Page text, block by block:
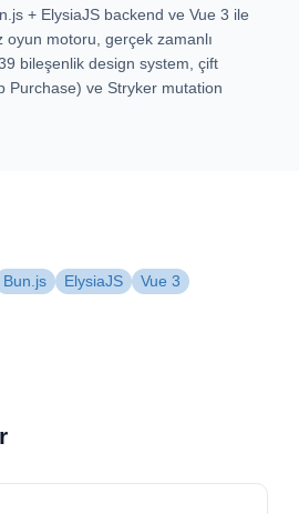
+ ElysiaJS backend ve Vue 3 ile
oyun motoru, gerçek zamanlı
bileşenlik design system, çift
Purchase) ve Stryker mutation
Bun.js ElysiaJS
Vue 3